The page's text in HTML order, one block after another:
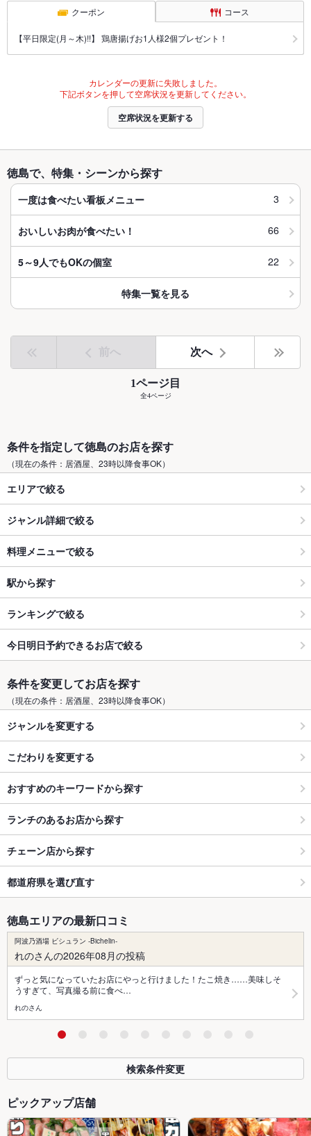
クーポン コース
【平日限定(月～木)!!】 鶏唐揚げお1人様2個プレゼント！
カレンダーの更新に失敗しました。
下記ボタンを押して空席状況を更新してください。
空席状況を更新する
徳島で、特集・シーンから探す
一度は食べたい看板メニュー 3
おいしいお肉が食べたい！ 66
5～9人でもOKの個室 22
特集一覧を見る
前へ 次へ
1ページ目
全4ページ
条件を指定して徳島のお店を探す
（現在の条件：居酒屋、23時以降食事OK）
エリアで絞る
ジャンル詳細で絞る
料理メニューで絞る
駅から探す
ランキングで絞る
今日明日予約できるお店で絞る
条件を変更してお店を探す
（現在の条件：居酒屋、23時以降食事OK）
ジャンルを変更する
こだわりを変更する
おすすめのキーワードから探す
ランチのあるお店から探す
チェーン店から探す
都道府県を選び直す
徳島エリアの最新口コミ
阿波乃酒場 ビシュラン -Bichelin-
れのさんの2026年08月の投稿
ずっと気になっていたお店にやっと行けました！たこ焼き……美味しそ
うすぎて、写真撮る前に食べ…
れのさん
検索条件変更
ピックアップ店舗